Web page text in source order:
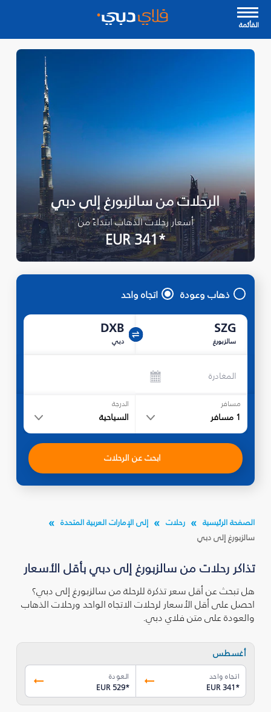
القأئمة
الرحلات من سالزبورغ إلى دبي
أسعار رحلات الذهاب ابتداءً من
*EUR 341
ذهاب وعودة اتجاه واحد
SZG
سالزبورغ
DXB
دبي
المغادرة
مسافر
1 مسافر
الدرجة
السياحية
ابحث عن الرحلات
الصفحة الرئيسية رحلات
إلى الإمارات العربية المتحدة
سالزبورغ إلى دبي
تذاكر رحلات من سالزبورغ إلى دبي بأقل الأسعار
هل تبحث عن أقل سعر تذكرة للرحلة من سالزبورغ إلى دبي؟
احصل على أقل الأسعار لرحلات الاتجاه الواحد ورحلات الذهاب
والعودة على متن فلاي دبي.
أغسطس
اتجاه واحد
EUR 341*
العودة
EUR 529*